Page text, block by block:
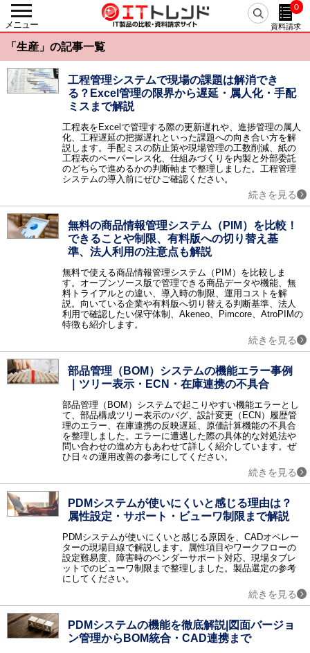
メニュー
0
資料請求
戻る
カテゴリーから探す
人事・労務
人事システム / eラーニング / 勤怠管理・就業管理 / 【旧】人事評価システム / 給与明細電子化 / 経費精算システム / 給与計算システム / タレントマネジメント / シフト管理・人員計画（WFM） / 人事評価システム / 採用管理・選考管理システム / 健康管理システム / マイナンバー管理システム / 経費精算システム クラウド / 労務管理システム / eラーニングコンテンツ作成・提供 / 従業員満足度調査（ES調査） / 給与前払いサービス / Web面接・オンライン面接 / 離職防止・定着率向上ツール / 年末調整支援システム / 目標管理システム / 人事コンサルティング / メンタルヘルス・ストレスチェック / 1on1ツール / 採用サイト作成ツール / リファレンスチェックサービス / 反社チェックツール / リファラル採用ツール / 出張管理システム(BTM) / スキル管理システム / フリーランス管理システム / 組織診断サービス / CLM（契約ライフサイクルマネジメント） / 中途採用支援サービス / 新卒採用支援サービス / デジタル給与ソリューション
基幹統合
会計ソフト / 固定資産管理 / IT資産管理 / 債務管理・債権管理 / 予算管理 / 会計ソフト クラウド / 請求書受取サービス / 経営管理システム / 連結会計システム / リース資産管理システム / 電子マネー送金代行 / 振込代行サービス
AIサービス
AI-OCR / AI翻訳（自動翻訳）ツール / AIコンサルティング / AI契約書レビューサービス / AIライティングサービス / 生成AI開発サービス / 生成AI導入サービス / 医療向け生成AIサービス / AI開発サービス / AI導入サービス / 医療向けAIサービス / AIエージェント / AI電話自動応答サービス / 経理AIエージェント / 専用AI構築プラットフォーム
生産
生産管理 / PLM / プロジェクト管理 / 原価管理 / 図面管理（EDM） / PDM / 部品管理（BOM） / 工程管理 / 工事管理 / 温湿度管理システム / CO2排出量管理システム / 商品情報管理システム（PIM） / BOM/BOP生成・変換エンジン
物流・倉庫
物流管理 / 倉庫管理（WMS） / 配送管理システム / ピッキングシステム / 物流代行 / バース管理システム / 送り状発行システム
ビジネスプロセス
営業支援
CRM / 名刺管理 / 与信管理 / コールセンターシステム / 電子カルテ / 会員管理・ポイント管理 / VOC（顧客の声） / キャンペーンマネジメント / 電子カルテ 大病院 / 電子カルテ 中小病院 / 電子カルテ 有床クリニック / 電子カルテ 無床クリニック / 電子カルテ 在宅 / IVR / カスタマーサクセスツール / 日程調整ツール / 店舗アプリ作成ツール / ホテル・宿泊施設向けシステム（PMS） / ボイスボット / 介護ソフト / LINE予約 / 民泊運営支援サービス
メール・FAX・SMS
メール配信システム / メールセキュリティ / スパム対策 / メールアーカイブ / FAX配信 / メール共有 / メール誤送信対策 / メール暗号化 / クラウドメール / SMS送信サービス / メールリレーサービス / CPaaS
データ蓄積・分析
CMS / アクセス解析 / ECサイト構築 / 動画配信システム / オンライン決済システム / 予約システム / EC管理ソフト / ショッピングカート / チャット接客ツール / チャットボット / Webコンサルティング / ノーコード・ローコード開発 / イベント管理システム / ネットショップ管理システム / サイト内検索ツール / Webデザインツール / EFOツール
通信インフラ
ハードウェアインフラ
ネットワークインフラ
「生産」の記事一覧
工程管理システムで現場の課題は解消でき
る？Excel管理の限界から遅延・属人化・手配
ミスまで解説
工程表をExcelで管理する際の更新遅れや、進捗管理の属人
化、工程遅延の把握遅れといった課題への向き合い方を解
説します。手配ミスの防止策や現場管理の工数削減、紙の
工程表のペーパーレス化、仕組みづくりを内製と外部委託
のどちらで進めるかの判断軸まで整理しました。工程管理
システムの導入前にぜひご確認ください。
続きを見る
無料の商品情報管理システム（PIM）を比較！
できることや制限、有料版への切り替え基
準、法人利用の注意点も解説
無料で使える商品情報管理システム（PIM）を比較しま
す。オープンソース版で管理できる商品データや機能、無
料トライアルとの違い、導入時の制限、運用コストを解
説。向いている企業や有料版へ切り替える判断基準、法人
利用で確認したい保守体制、Akeneo、Pimcore、AtroPIMの
特徴も紹介します。
続きを見る
部品管理（BOM）システムの機能エラー事例
｜ツリー表示・ECN・在庫連携の不具合
部品管理（BOM）システムで起こりやすい機能エラーとし
て、部品構成ツリー表示のバグ、設計変更（ECN）履歴管
理のエラー、在庫連携の反映遅延、原価計算機能の不具合
を整理しました。エラーに遭遇した際の具体的な対処法や
問い合わせの進め方もあわせて詳しく紹介しています。ぜ
ひ日々の運用改善の参考にしてください。
続きを見る
PDMシステムが使いにくいと感じる理由は？
属性設定・サポート・ビューワ制限まで解説
PDMシステムが使いにくいと感じる原因を、CADオペレー
ターの現場目線で解説します。属性項目やワークフローの
設定難易度、障害時のベンダーサポート対応、現場タブレ
ットでのビューワ制限まで整理しました。製品選定の参考
にしてください。
続きを見る
PDMシステムの機能を徹底解説|図面バージョ
ン管理からBOM統合・CAD連携まで